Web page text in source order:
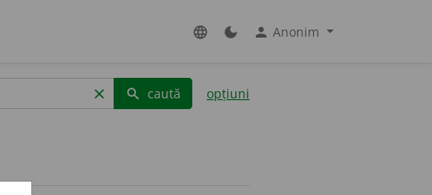
language dark_mode person Anonim
clear search caută opțiuni